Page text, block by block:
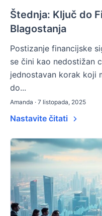
Štednja: Ključ do
Blagostanja
Postizanje financijske
se čini kao nedostižan
jednostavan korak koji
do...
Amanda · 7 listopada, 2025
Nastavite čitati